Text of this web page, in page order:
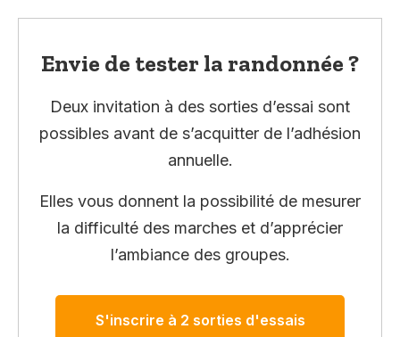
Envie de tester la randonnée ?
Deux invitation à des sorties d’essai sont
possibles avant de s’acquitter de l’adhésion
annuelle.
Elles vous donnent la possibilité de mesurer
la difficulté des marches et d’apprécier
l’ambiance des groupes.
S'inscrire à 2 sorties d'essais